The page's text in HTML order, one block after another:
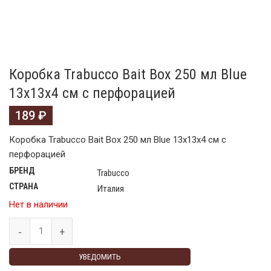
Коробка Trabucco Bait Box 250 мл Blue
13x13x4 см с перфорацией
189 ₽
Коробка Trabucco Bait Box 250 мл Blue 13x13x4 см с
перфорацией
БРЕНД Trabucco
СТРАНА
Италия
Нет в наличии
УВЕДОМИТЬ